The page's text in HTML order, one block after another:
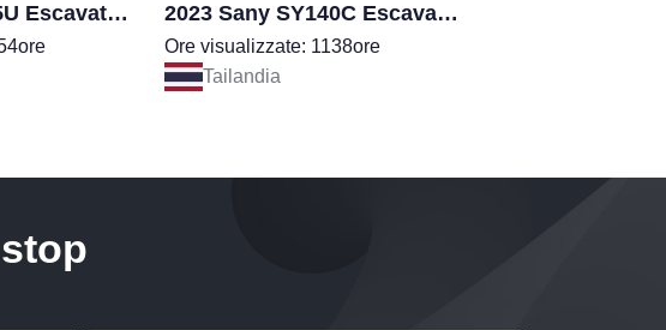
2023 Sany SY35U Escavatore 2023 Sany SY140C Escavatore
Ore visualizzate: 1138ore
Tailandia